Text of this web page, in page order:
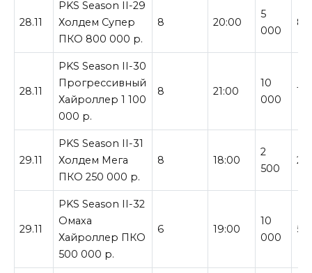
28.11
PKS Season II-29
Холдем Супер
ПКО 800 000 р.
8 20:00
5
000
28.11
PKS Season II-30
Прогрессивный
Хайроллер 1 100
000 р.
8 21:00
10
000
1
29.11
PKS Season II-31
Холдем Мега
ПКО 250 000 р.
8 18:00
2
500
29.11
PKS Season II-32
Омаха
Хайроллер ПКО
500 000 р.
6 19:00
10
000